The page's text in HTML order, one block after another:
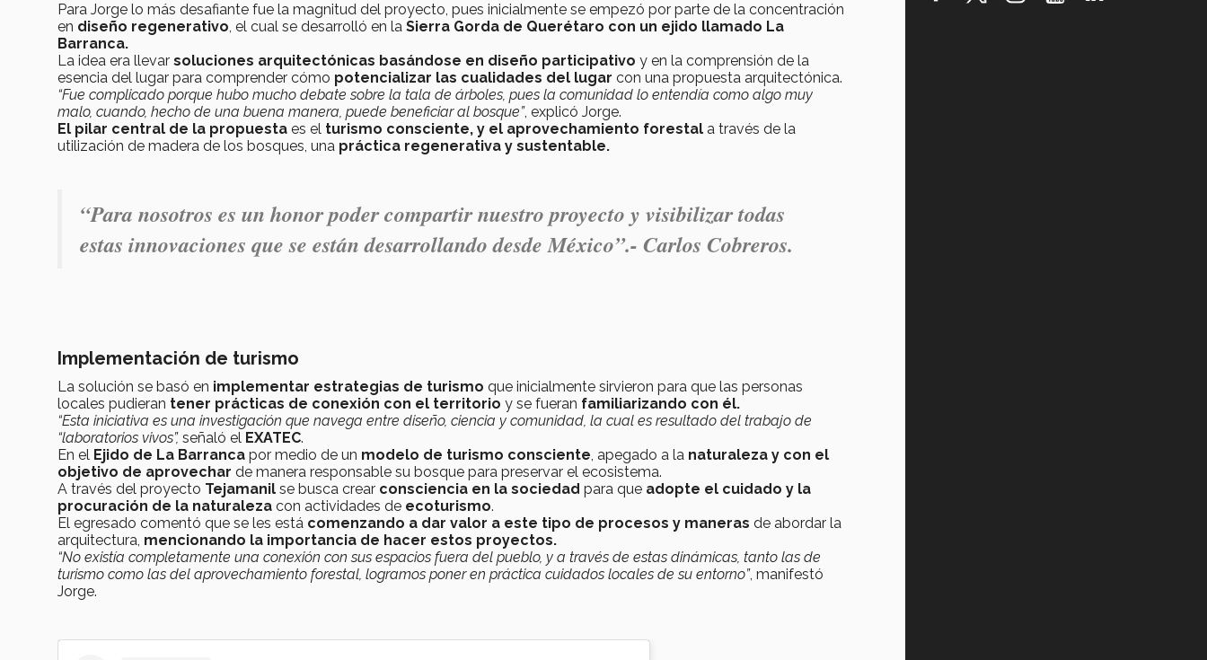
Para Jorge lo más desafiante fue la magnitud del proyecto, pues inicialmente se empezó por parte de la concentración
en diseño regenerativo, el cual se desarrolló en la Sierra Gorda de Querétaro con un ejido llamado La
Barranca.
La idea era llevar soluciones arquitectónicas basándose en diseño participativo y en la comprensión de la
esencia del lugar para comprender cómo potencializar las cualidades del lugar con una propuesta arquitectónica.
“Fue complicado porque hubo mucho debate sobre la tala de árboles, pues la comunidad lo entendía como algo muy
malo, cuando, hecho de una buena manera, puede beneficiar al bosque”, explicó Jorge.
El pilar central de la propuesta es el turismo consciente, y el aprovechamiento forestal a través de la
utilización de madera de los bosques, una práctica regenerativa y sustentable.
“Para nosotros es un honor poder compartir nuestro proyecto y visibilizar todas
estas innovaciones que se están desarrollando desde México”.- Carlos Cobreros.
Implementación de turismo
La solución se basó en implementar estrategias de turismo que inicialmente sirvieron para que las personas
locales pudieran tener prácticas de conexión con el territorio y se fueran familiarizando con él.
“Esta iniciativa es una investigación que navega entre diseño, ciencia y comunidad, la cual es resultado del trabajo de
“laboratorios vivos”, señaló el EXATEC.
En el Ejido de La Barranca por medio de un modelo de turismo consciente, apegado a la naturaleza y con el
objetivo de aprovechar de manera responsable su bosque para preservar el ecosistema.
A través del proyecto Tejamanil se busca crear consciencia en la sociedad para que adopte el cuidado y la
procuración de la naturaleza con actividades de ecoturismo.
El egresado comentó que se les está comenzando a dar valor a este tipo de procesos y maneras de abordar la
arquitectura, mencionando la importancia de hacer estos proyectos.
“No existía completamente una conexión con sus espacios fuera del pueblo, y a través de estas dinámicas, tanto las de
turismo como las del aprovechamiento forestal, logramos poner en práctica cuidados locales de su entorno”, manifestó
Jorge.